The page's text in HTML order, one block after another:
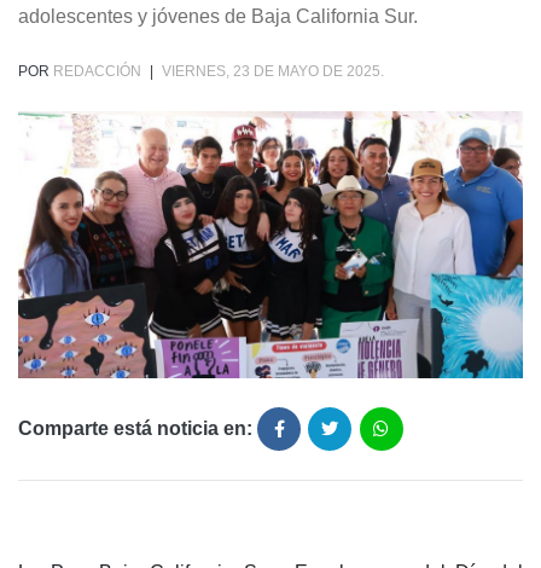
adolescentes y jóvenes de Baja California Sur.
POR REDACCIÓN VIERNES, 23 DE MAYO DE 2025.
Comparte está noticia en: